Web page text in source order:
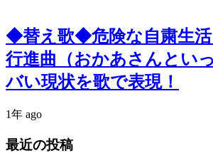
◆替え歌◆危険な自粛生
行進曲（おかあさんとい
バい現状を歌で表現！
1年 ago
最近の投稿